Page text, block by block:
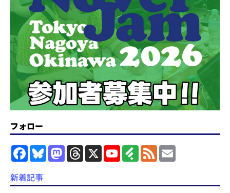
フォロー
F
a
e
b
B
s
M
a
o
T
h
a
X
Y
o
u
F
e
l
F
e
l
新着記事